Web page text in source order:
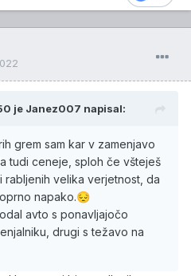
je Janez007 napisal:
grem sam kar v zamenjavo
tudi ceneje, sploh če všteješ
velika verjetnost, da
napako.😔
avto s ponavljajočo
drugi s težavo na